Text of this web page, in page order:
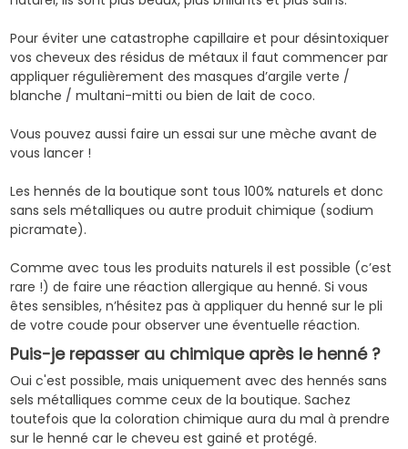
Pour éviter une catastrophe capillaire et pour désintoxiquer
vos cheveux des résidus de métaux il faut commencer par
appliquer régulièrement des masques d’argile verte /
blanche / multani-mitti ou bien de lait de coco.
Vous pouvez aussi faire un essai sur une mèche avant de
vous lancer !
Les hennés de la boutique sont tous 100% naturels et donc
sans sels métalliques ou autre produit chimique (sodium
picramate).
Comme avec tous les produits naturels il est possible (c’est
rare !) de faire une réaction allergique au henné. Si vous
êtes sensibles, n’hésitez pas à appliquer du henné sur le pli
de votre coude pour observer une éventuelle réaction.
Puis-je repasser au chimique après le henné ?
Oui c'est possible, mais uniquement avec des hennés sans
sels métalliques comme ceux de la boutique. Sachez
toutefois que la coloration chimique aura du mal à prendre
sur le henné car le cheveu est gainé et protégé.